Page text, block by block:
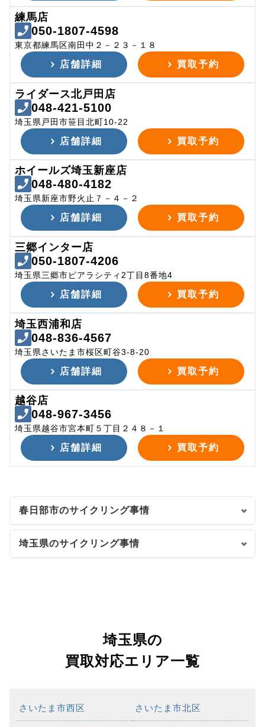
練馬店
050-1807-4598
東京都練馬区南田中２－２３－１８
店舗詳細 買取予約
ライダース北戸田店
048-421-5100
埼玉県戸田市笹目北町10-22
店舗詳細 買取予約
ホイールズ埼玉新座店
048-480-4182
埼玉県新座市野火止７－４－２
店舗詳細 買取予約
三郷インター店
050-1807-4206
埼玉県三郷市ピアラシティ2丁目8番地4
店舗詳細 買取予約
埼玉西浦和店
048-836-4567
埼玉県さいたま市桜区町谷3-8-20
店舗詳細 買取予約
越谷店
048-967-3456
埼玉県越谷市宮本町５丁目２４８－１
店舗詳細 買取予約
春日部市のサイクリング事情
埼玉県のサイクリング事情
埼玉県の
買取対応エリア一覧
さいたま市西区 さいたま市北区